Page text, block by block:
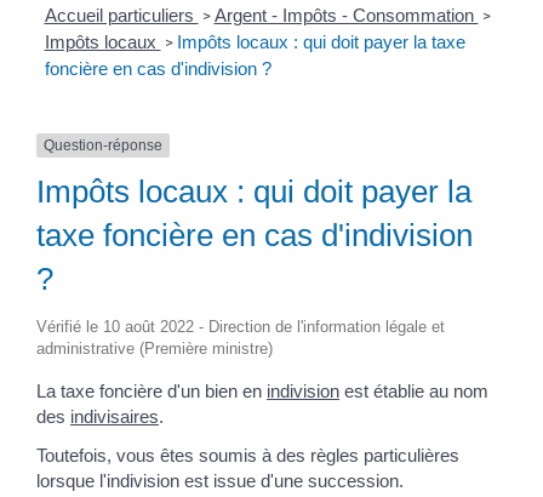
Accueil particuliers > Argent - Impôts - Consommation >
Impôts locaux > Impôts locaux : qui doit payer la taxe
foncière en cas d'indivision ?
Question-réponse
Impôts locaux : qui doit payer la
taxe foncière en cas d'indivision
?
Vérifié le 10 août 2022 - Direction de l'information légale et
administrative (Première ministre)
La taxe foncière d'un bien en indivision est établie au nom
des indivisaires.
Toutefois, vous êtes soumis à des règles particulières
lorsque l'indivision est issue d'une succession.